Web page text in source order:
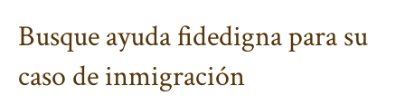
Busque ayuda fidedigna para su
caso de inmigración